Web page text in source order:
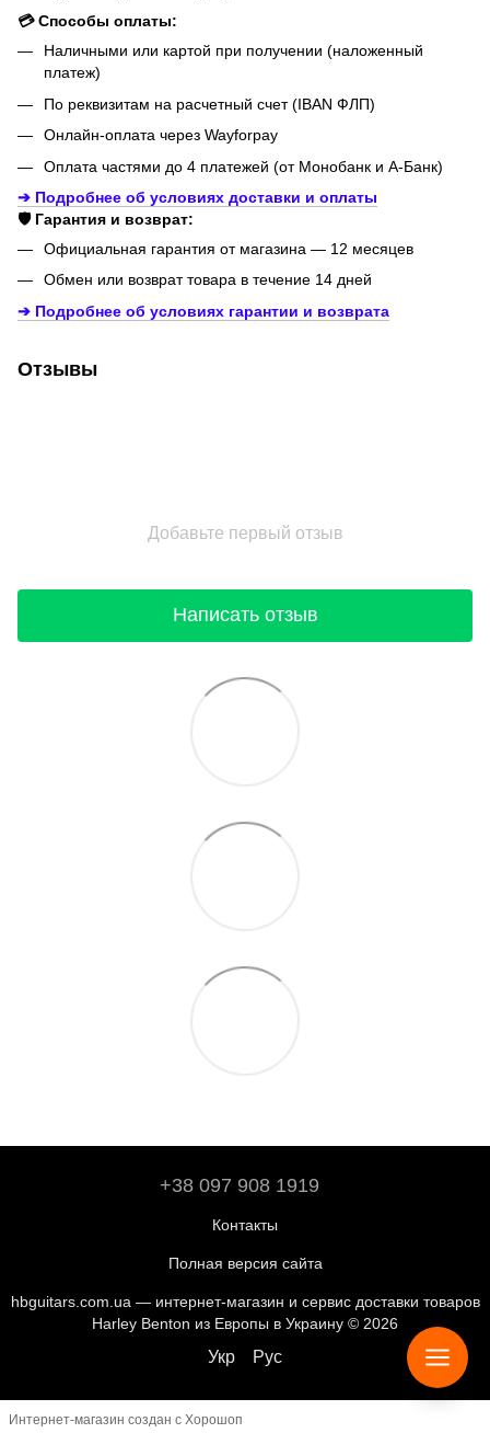
💳 Способы оплаты:
Наличными или картой при получении (наложенный
платеж)
По реквизитам на расчетный счет (IBAN ФЛП)
Онлайн-оплата через Wayforpay
Оплата частями до 4 платежей (от Монобанк и А-Банк)
➔ Подробнее об условиях доставки и оплаты
🛡️ Гарантия и возврат:
Официальная гарантия от магазина — 12 месяцев
Обмен или возврат товара в течение 14 дней
➔ Подробнее об условиях гарантии и возврата
Отзывы
Добавьте первый отзыв
Написать отзыв
+38 097 908 1919
Контакты
Полная версия сайта
hbguitars.com.ua — интернет-магазин и сервис доставки товаров
Harley Benton из Европы в Украину © 2026
Укр Рус
Интернет-магазин создан с Хорошоп